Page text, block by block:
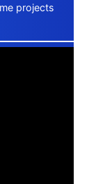
projects